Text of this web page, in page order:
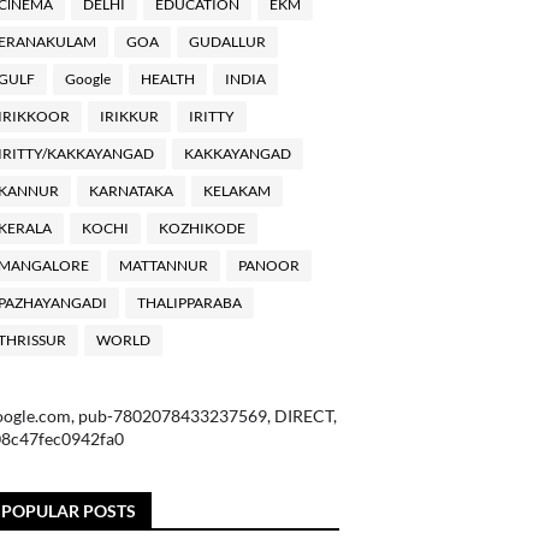
DELHI EDUCATION EKM
GOA GUDALLUR
Google HEALTH INDIA
IRIKKUR IRITTY
KAKKAYANGAD KAKKAYANGAD
KARNATAKA KELAKAM
KOCHI KOZHIKODE
MATTANNUR PANOOR
THALIPPARABA
WORLD
pub-7802078433237569, DIRECT,
POPULAR POSTS